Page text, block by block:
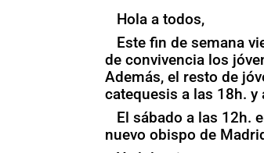
Hola a todos,
Este fin de semana
de convivencia los
Además, el resto de
catequesis a las 18h.
El sábado a las 12h.
nuevo obispo de